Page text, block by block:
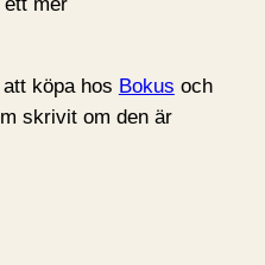
köpa hos Bokus och
skrivit om den är